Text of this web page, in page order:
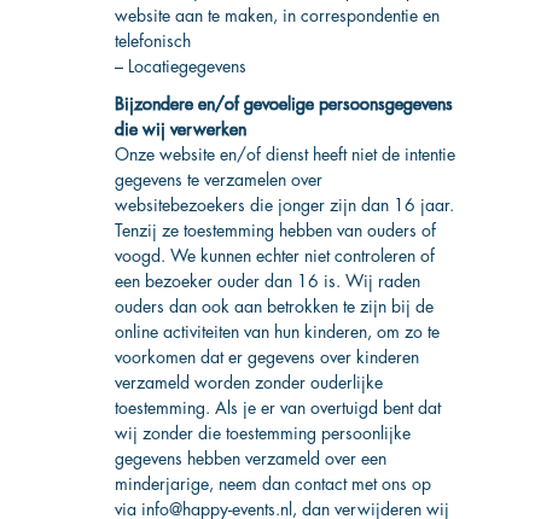
website aan te maken, in correspondentie en
telefonisch
– Locatiegegevens
Bijzondere en/of gevoelige persoonsgegevens
die wij verwerken
Onze website en/of dienst heeft niet de intentie
gegevens te verzamelen over
websitebezoekers die jonger zijn dan 16 jaar.
Tenzij ze toestemming hebben van ouders of
voogd. We kunnen echter niet controleren of
een bezoeker ouder dan 16 is. Wij raden
ouders dan ook aan betrokken te zijn bij de
online activiteiten van hun kinderen, om zo te
voorkomen dat er gegevens over kinderen
verzameld worden zonder ouderlijke
toestemming. Als je er van overtuigd bent dat
wij zonder die toestemming persoonlijke
gegevens hebben verzameld over een
minderjarige, neem dan contact met ons op
via info@happy-events.nl
, dan verwijderen wij